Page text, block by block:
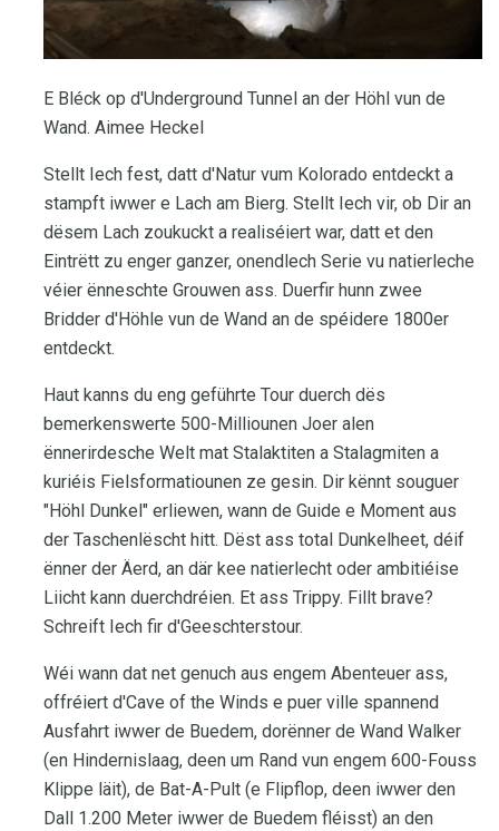
E Bléck op d'Underground Tunnel an der Höhl vun de
Wand. Aimee Heckel
Stellt Iech fest, datt d'Natur vum Kolorado entdeckt a
stampft iwwer e Lach am Bierg. Stellt Iech vir, ob Dir an
dësem Lach zoukuckt a realiséiert war, datt et den
Eintrëtt zu enger ganzer, onendlech Serie vu natierleche
véier ënneschte Grouwen ass. Duerfir hunn zwee
Bridder d'Höhle vun de Wand an de spéidere 1800er
entdeckt.
Haut kanns du eng geführte Tour duerch dës
bemerkenswerte 500-Milliounen Joer alen
ënnerirdesche Welt mat Stalaktiten a Stalagmiten a
kuriéis Fielsformatiounen ze gesin. Dir kënnt souguer
"Höhl Dunkel" erliewen, wann de Guide e Moment aus
der Taschenlëscht hitt. Dëst ass total Dunkelheet, déif
ënner der Äerd, an där kee natierlecht oder ambitiéise
Liicht kann duerchdréien. Et ass Trippy. Fillt brave?
Schreift Iech fir d'Geeschterstour.
Wéi wann dat net genuch aus engem Abenteuer ass,
offréiert d'Cave of the Winds e puer ville spannend
Ausfahrt iwwer de Buedem, dorënner de Wand Walker
(en Hindernislaag, deen um Rand vun engem 600-Fouss
Klippe läit), de Bat-A-Pult (e Flipflop, deen iwwer den
Dall 1.200 Meter iwwer de Buedem fléisst) an den